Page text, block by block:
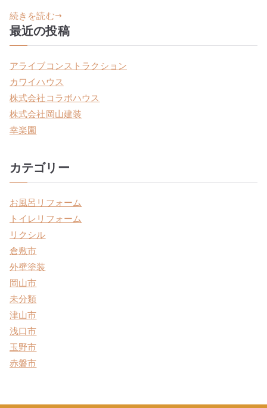
続きを読む
最近の投稿
アライブコンストラクション
カワイハウス
株式会社コラボハウス
株式会社岡山建装
幸楽園
カテゴリー
お風呂リフォーム
トイレリフォーム
リクシル
倉敷市
外壁塗装
岡山市
未分類
津山市
浅口市
玉野市
赤磐市